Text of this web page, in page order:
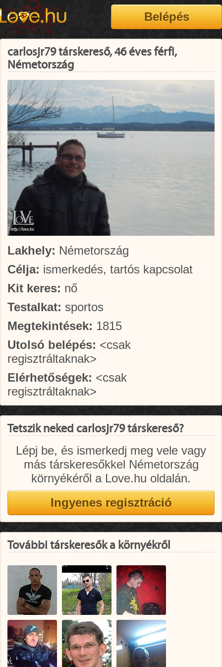
carlosjr79 társkereső, 46 éves férfi,
Németország
Lakhely: Németország
Célja: ismerkedés, tartós kapcsolat
Kit keres: nő
Testalkat: sportos
Megtekintések: 1815
Utolsó belépés: <csak
regisztráltaknak>
Elérhetőségek: <csak
regisztráltaknak>
Tetszik neked carlosjr79 társkereső?
Lépj be, és ismerkedj meg vele vagy
más társkeresőkkel Németország
környékéről a Love.hu oldalán.
További társkeresők a környékről